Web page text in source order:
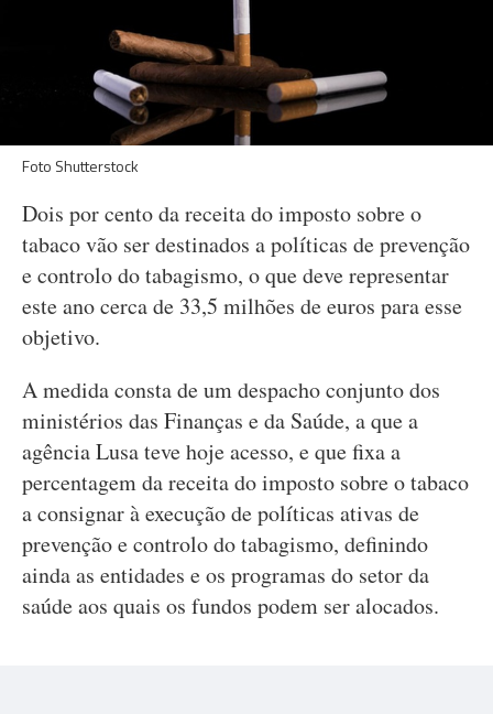
Foto Shutterstock
Dois por cento da receita do imposto sobre o
tabaco vão ser destinados a políticas de prevenção
e controlo do tabagismo, o que deve representar
este ano cerca de 33,5 milhões de euros para esse
objetivo.
A medida consta de um despacho conjunto dos
ministérios das Finanças e da Saúde, a que a
agência Lusa teve hoje acesso, e que fixa a
percentagem da receita do imposto sobre o tabaco
a consignar à execução de políticas ativas de
prevenção e controlo do tabagismo, definindo
ainda as entidades e os programas do setor da
saúde aos quais os fundos podem ser alocados.